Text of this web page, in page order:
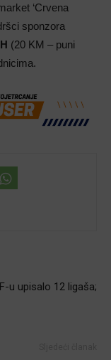
‘Crvena
sponzora
(20 KM – puni
u upisalo 12 ligaša;